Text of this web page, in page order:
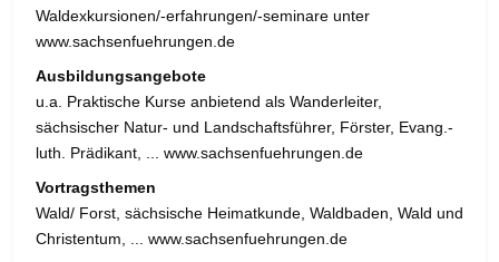
Waldexkursionen/-erfahrungen/-seminare unter
www.sachsenfuehrungen.de
Ausbildungsangebote
u.a. Praktische Kurse anbietend als Wanderleiter,
sächsischer Natur- und Landschaftsführer, Förster, Evang.-
luth. Prädikant, ... www.sachsenfuehrungen.de
Vortragsthemen
Wald/ Forst, sächsische Heimatkunde, Waldbaden, Wald und
Christentum, ... www.sachsenfuehrungen.de